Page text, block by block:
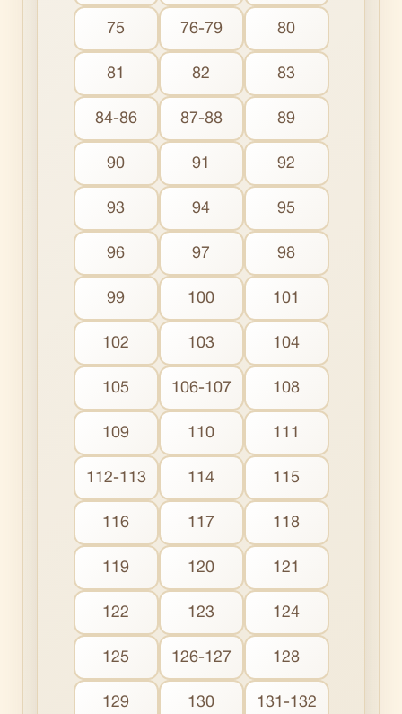
75 76-79 80
81 82 83
84-86 87-88 89
90 91 92
93 94 95
96 97 98
99 100 101
102 103 104
105 106-107 108
109 110 111
112-113 114 115
116 117 118
119 120 121
122 123 124
125 126-127 128
129 130 131-132